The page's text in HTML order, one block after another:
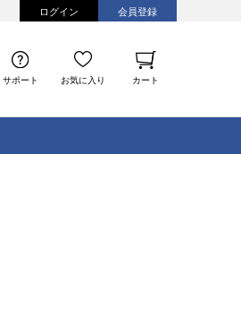
ログイン 会員登録
サポート お気に入り カート